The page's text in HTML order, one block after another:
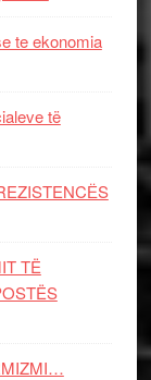
te ekonomia
të
TË